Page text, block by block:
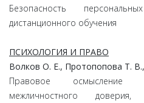
Безопасность
дистанционного обучения
ПСИХОЛОГИЯ И ПРАВО
Волков О. Е., Протопопова Т.
Правовое осмысление
межличностного